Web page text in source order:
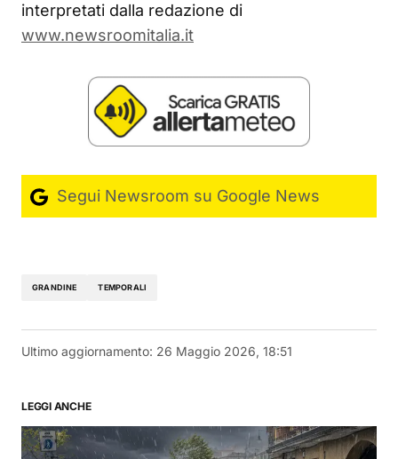
interpretati dalla redazione di
www.newsroomitalia.it
Segui Newsroom su Google News
GRANDINE TEMPORALI
Ultimo aggiornamento: 26 Maggio 2026, 18:51
LEGGI ANCHE